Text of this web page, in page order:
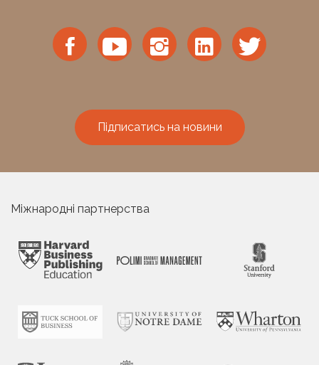
Підписатись на новини
Міжнародні партнерства